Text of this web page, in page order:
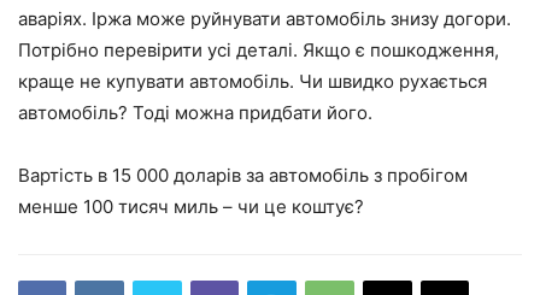
аваріях. Іржа може руйнувати автомобіль знизу догори.
Потрібно перевірити усі деталі. Якщо є пошкодження,
краще не купувати автомобіль. Чи швидко рухається
автомобіль? Тоді можна придбати його.
Вартість в 15 000 доларів за автомобіль з пробігом
менше 100 тисяч миль – чи це коштує?